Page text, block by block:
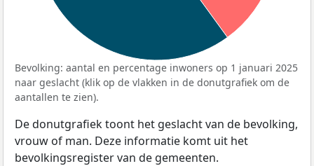
Bevolking: aantal en percentage inwoners op 1 januari 2025
naar geslacht (klik op de vlakken in de donutgrafiek om de
aantallen te zien).
De donutgrafiek toont het geslacht van de bevolking,
vrouw of man. Deze informatie komt uit het
bevolkingsregister van de gemeenten.